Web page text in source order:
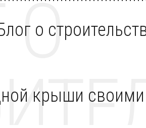
о
О
крыши